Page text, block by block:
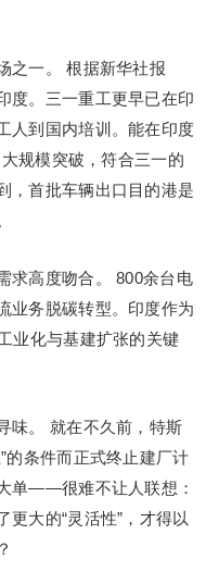
之一。 根据新华社报
度。三一重工更早已在印
人到国内培训。能在印度
规模突破，符合三一的
，首批车辆出口目的港是
求高度吻合。 800余台电
业务脱碳转型。印度作为
业化与基建扩张的关键
味。 就在不久前，特斯
的条件而正式终止建厂计
单——很难不让人联想：
大的“灵活性”，才得以